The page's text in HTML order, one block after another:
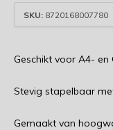
SKU: 8720168007780
Geschikt voor A4-
Stevig stapelbaar
Gemaakt van